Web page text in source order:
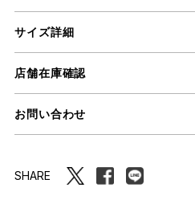
サイズ詳細
店舗在庫確認
お問い合わせ
SHARE